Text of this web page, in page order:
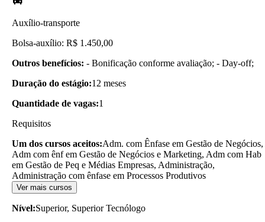
Auxílio-transporte
Bolsa-auxílio: R$ 1.450,00
Outros benefícios: - Bonificação conforme avaliação; - Day-off;
Duração do estágio:12 meses
Quantidade de vagas:1
Requisitos
Um dos cursos aceitos:Adm. com Ênfase em Gestão de Negócios,
Adm com ênf em Gestão de Negócios e Marketing, Adm com Hab
em Gestão de Peq e Médias Empresas, Administração,
Administração com ênfase em Processos Produtivos
Ver mais cursos
Nível:Superior, Superior Tecnólogo